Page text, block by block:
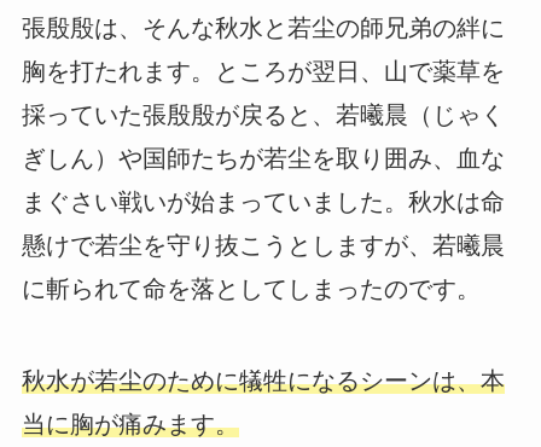
張殷殷は、そんな秋水と若尘の師兄弟の絆に
胸を打たれます。ところが翌日、山で薬草を
採っていた張殷殷が戻ると、若曦晨（じゃく
ぎしん）や国師たちが若尘を取り囲み、血な
まぐさい戦いが始まっていました。秋水は命
懸けで若尘を守り抜こうとしますが、若曦晨
に斬られて命を落としてしまったのです。
秋水が若尘のために犠牲になるシーンは、本
当に胸が痛みます。